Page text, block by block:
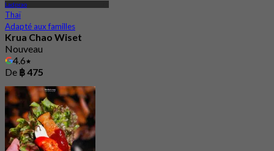
Ladprao
Thaï
Adapté aux familles
Krua Chao Wiset
Nouveau
4.6
De ฿ 475